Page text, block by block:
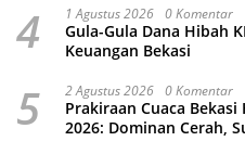
4 1 Agustus 2026 0 Komentar
Gula-Gula Dana Hibah
Keuangan Bekasi
5 2 Agustus 2026 0 Komentar
Prakiraan Cuaca
2026: Dominan Cerah,